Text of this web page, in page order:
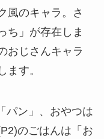
風のキャラ。さ
ち」が存在しま
おじさんキャラ
ます。
パン」、おやつは
のごはんは「お